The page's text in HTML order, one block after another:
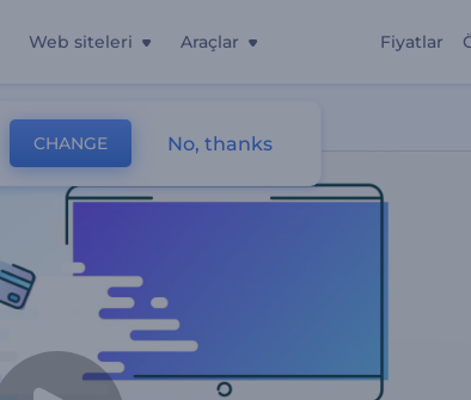
Web siteleri Araçlar Fiyatlar
CHANGE No, thanks